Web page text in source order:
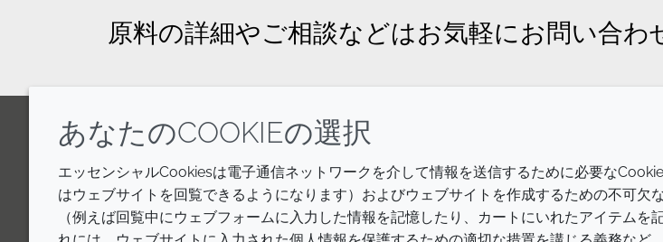
原料の詳細やご相談などはお気軽にお問い合わ
LinkedInYoutubeLine
Annual Report
Sustainability Report
利用規約
プライ
あなたのCOOKIEの選択
エッセンシャルCookiesは電子通信ネットワークを介して情報を送信するために必要な
はウェブサイトを回覧できるようになります）およびウェブサイトを作成するための不可欠
（例えば回覧中にウェブフォームに入力した情報を記憶したり、カートにいれたアイテムを